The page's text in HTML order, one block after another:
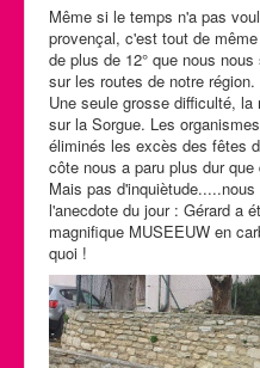
Manifestations
Photos et Vidéos
Même si le temps n'a pas
provençal, c'est tout de
de plus de 12° que nous
sur les routes de notre région.
Une seule grosse difficulté,
sur la Sorgue. Les
éliminés les excès des fêtes
côte nous a paru plus dur que
Mais pas
l'anecdote du jour : Gérard a
magnifique MUSEEUW en
quoi !